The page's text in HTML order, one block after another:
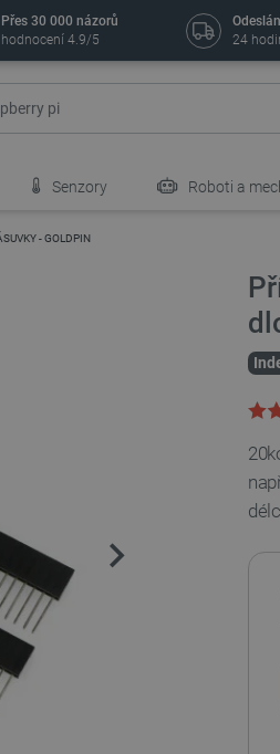
Přes 30 000 názorů
hodnocení 4.9/5
24
Senzory Roboti a
- GOLDPIN